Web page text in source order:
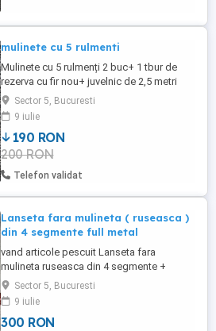
mulinete cu 5 rulmenti
Mulinete cu 5 rulmenți 2 buc+ 1 tbur de
rezerva cu fir nou+ juvelnic de 2,5 metri
nou nefolosit
Sector 5, Bucuresti
9 iulie
190 RON
200 RON
Telefon validat
Lanseta fara mulineta ( ruseasca )
din 4 segmente full metal
vand articole pescuit Lanseta fara
mulineta ruseasca din 4 segmente +
MANER DIN LEMN STRINSA - 71 CM
DESFACUTA 2 METRI. 4 INELE O
BIJUTERIE PT. COLECTIONARI. ATENTIE
prinde magnetul pe toate segmentele
Sector 5, Bucuresti
9 iulie
300 RON